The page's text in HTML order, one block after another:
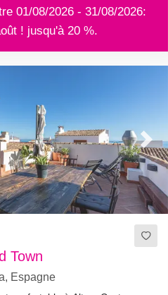
01/08/2026 - 31/08/2026:
! jusqu'à 20 %.
Next
Town
Espagne